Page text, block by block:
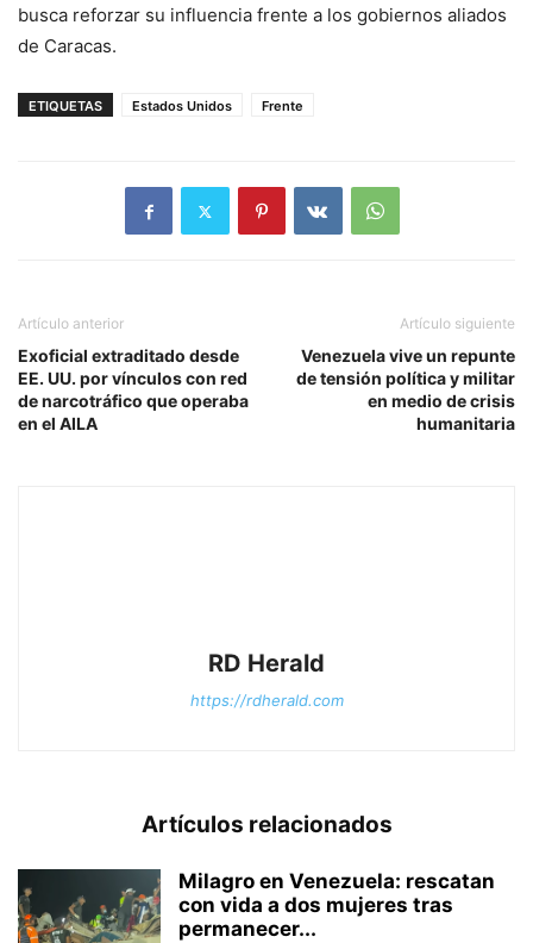
busca reforzar su influencia frente a los gobiernos aliados
de Caracas.
ETIQUETAS Estados Unidos Frente
Artículo anterior
Exoficial extraditado desde
EE. UU. por vínculos con red
de narcotráfico que operaba
en el AILA
Artículo siguiente
Venezuela vive un repunte
de tensión política y militar
en medio de crisis
humanitaria
RD Herald
https://rdherald.com
Artículos relacionados
Milagro en Venezuela: rescatan
con vida a dos mujeres tras
permanecer...